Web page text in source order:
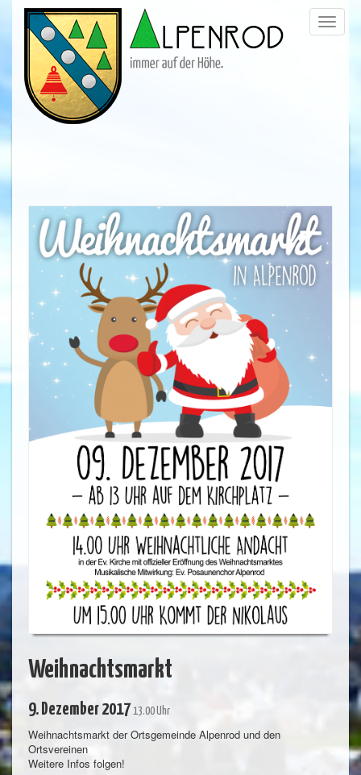
Menü
Weihnachtsmarkt
9. Dezember 2017 13.00 Uhr
Weihnachtsmarkt der Ortsgemeinde Alpenrod und den
Ortsvereinen
Weitere Infos folgen!